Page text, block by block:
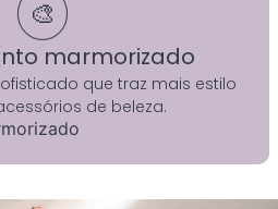
🎨
marmorizado
que traz mais estilo
de beleza.